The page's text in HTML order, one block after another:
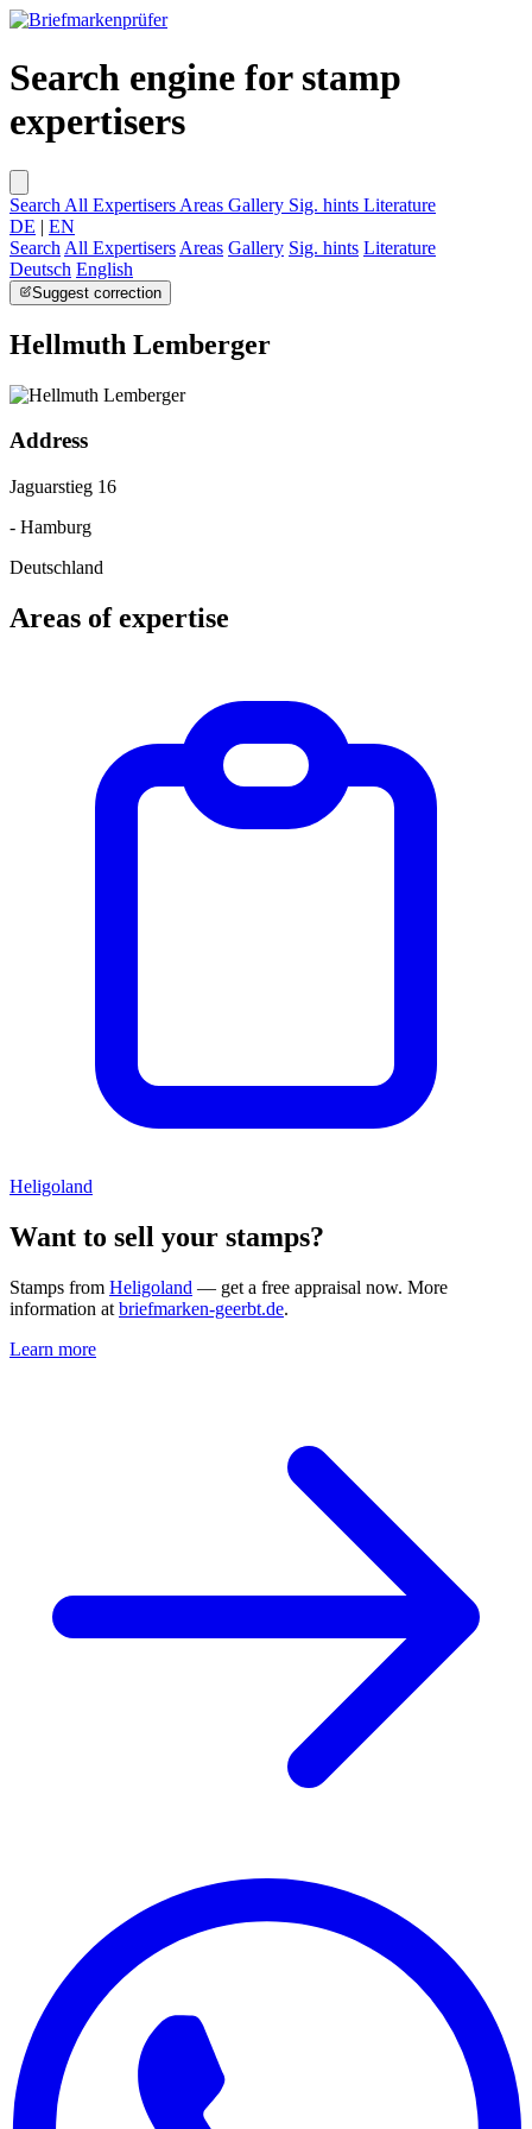
Search engine for stamp
expertisers
Search All Expertisers Areas Gallery Sig. hints Literature
DE | EN
Search All Expertisers Areas Gallery Sig. hints Literature
Deutsch English
Suggest correction
Hellmuth Lemberger
Address
Jaguarstieg 16
- Hamburg
Deutschland
Areas of expertise
Heligoland
Want to sell your stamps?
Stamps from Heligoland — get a free appraisal now. More
information at briefmarken-geerbt.de.
Learn more